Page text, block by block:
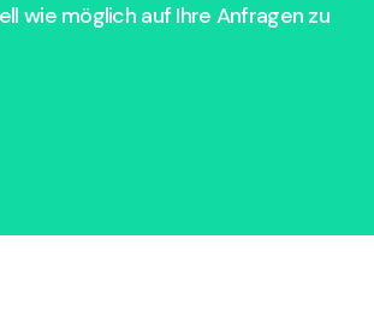
wie möglich auf Ihre Anfragen zu